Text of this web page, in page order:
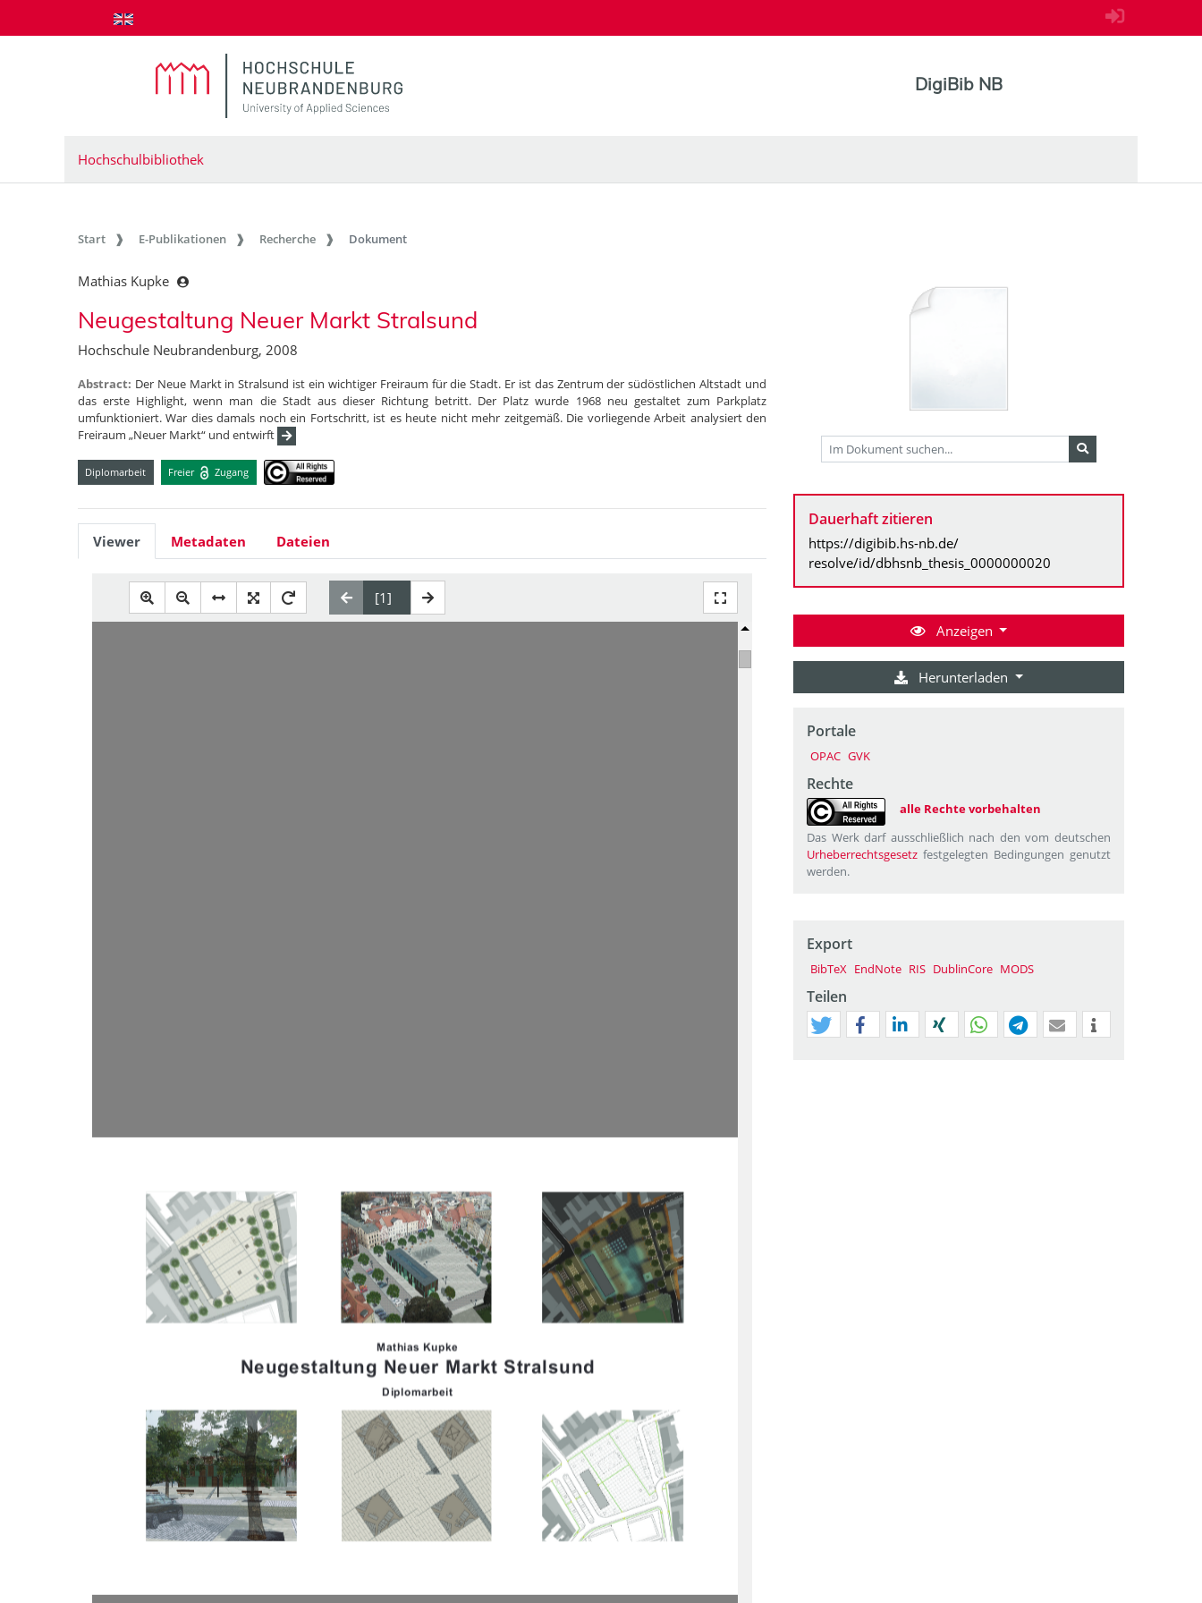
zum Inhalt springen
DigiBib NB
Hochschulbibliothek
Start E-Publikationen Recherche Dokument
Mathias Kupke
Neugestaltung Neuer Markt Stralsund
Hochschule Neubrandenburg, 2008
Abstract: Der Neue Markt in Stralsund ist ein wichtiger Freiraum für die Stadt. Er ist das Zentrum der südöstlichen Altstadt und
das erste Highlight, wenn man die Stadt aus dieser Richtung betritt. Der Platz wurde 1968 neu gestaltet zum Parkplatz
umfunktioniert. War dies damals noch ein Fortschritt, ist es heute nicht mehr zeitgemäß. Die vorliegende Arbeit analysiert den
Freiraum „Neuer Markt“ und entwirft
Diplomarbeit Freier Zugang
Viewer Metadaten Dateien
Mathias Kupke
Neugestaltung Neuer Markt Stralsund
Diplomarbeit
Dauerhaft zitieren
https://digibib.hs-nb.de/
resolve/id/dbhsnb_thesis_0000000020
Anzeigen
Herunterladen
Portale
OPAC GVK
Rechte
alle Rechte vorbehalten
Das Werk darf ausschließlich nach den vom deutschen
Urheberrechtsgesetz festgelegten Bedingungen genutzt
werden.
Export
BibTeX EndNote RIS DublinCore MODS
Teilen